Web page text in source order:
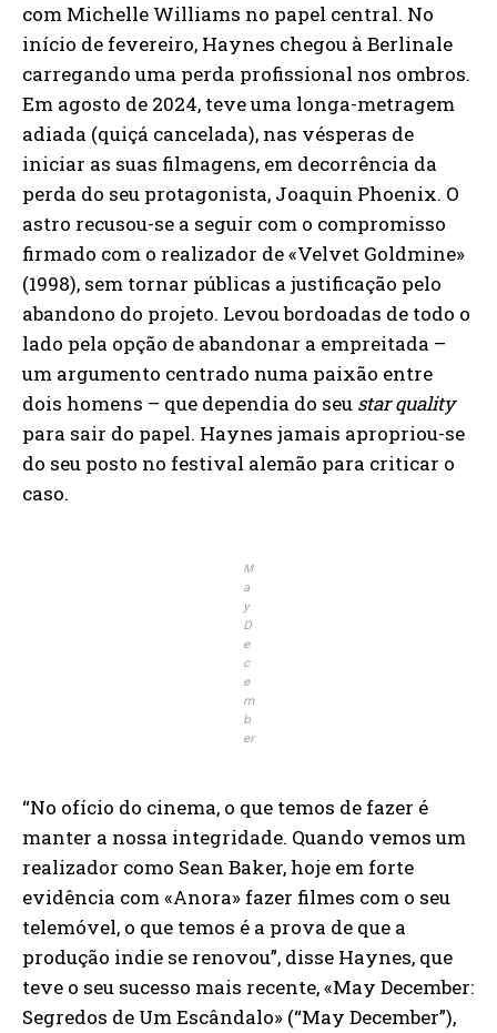
com Michelle Williams no papel central. No
início de fevereiro, Haynes chegou à Berlinale
carregando uma perda profissional nos ombros.
Em agosto de 2024, teve uma longa-metragem
adiada (quiçá cancelada), nas vésperas de
iniciar as suas filmagens, em decorrência da
perda do seu protagonista, Joaquin Phoenix. O
astro recusou-se a seguir com o compromisso
firmado com o realizador de «Velvet Goldmine»
(1998), sem tornar públicas a justificação pelo
abandono do projeto. Levou bordoadas de todo o
lado pela opção de abandonar a empreitada –
um argumento centrado numa paixão entre
dois homens – que dependia do seu star quality
para sair do papel. Haynes jamais apropriou-se
do seu posto no festival alemão para criticar o
caso.
M
a
y
D
e
c
e
m
b
er
“No ofício do cinema, o que temos de fazer é
manter a nossa integridade. Quando vemos um
realizador como Sean Baker, hoje em forte
evidência com «Anora» fazer filmes com o seu
telemóvel, o que temos é a prova de que a
produção indie se renovou”, disse Haynes, que
teve o seu sucesso mais recente, «May December:
Segredos de Um Escândalo» (“May December”),